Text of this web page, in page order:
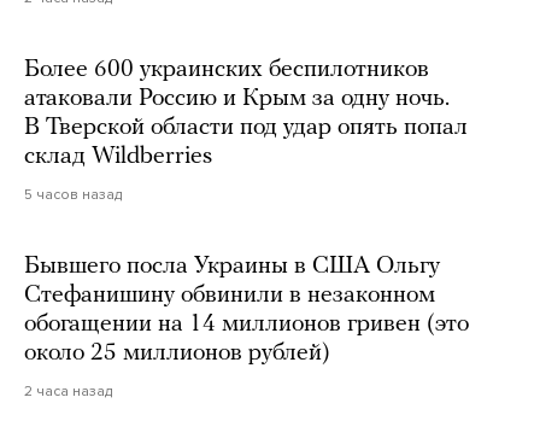
Более 600 украинских беспилотников
атаковали Россию и Крым за одну ночь.
В Тверской области под удар опять попал
склад Wildberries
5 часов назад
Бывшего посла Украины в США Ольгу
Стефанишину обвинили в незаконном
обогащении на 14 миллионов гривен (это
около 25 миллионов рублей)
2 часа назад